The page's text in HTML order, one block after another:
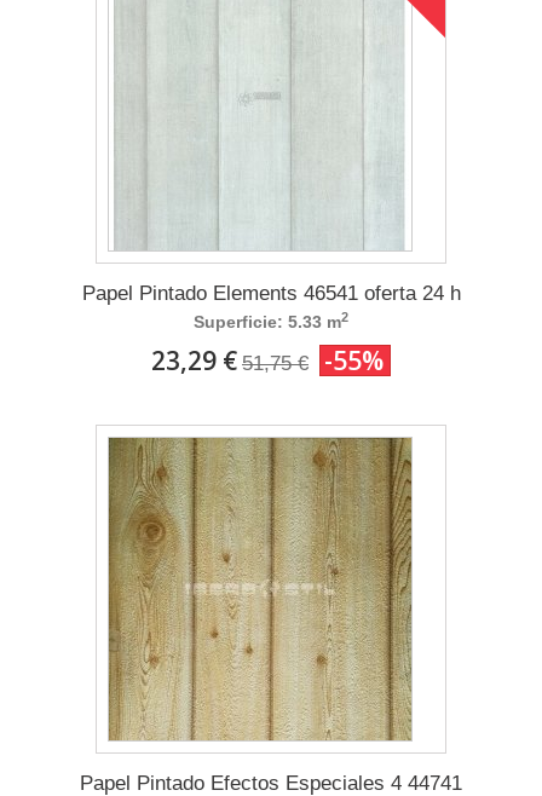
Papel Pintado Elements 46541 oferta 24 h
Superficie: 5.33 m2
23,29 € 51,75 € -55%
Papel Pintado Efectos Especiales 4 44741